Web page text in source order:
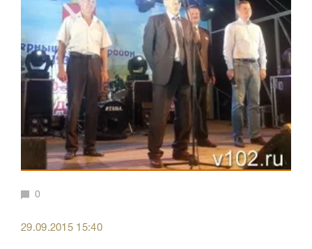
0
29.09.2015 15:40